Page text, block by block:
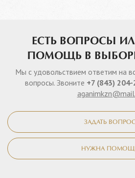
ЕСТЬ ВОПРОСЫ
ПОМОЩЬ В
Мы с удовольствием ответим на
вопросы. Звоните +7 (843)
ЗАДАТЬ ВОПРОС
НУЖНА